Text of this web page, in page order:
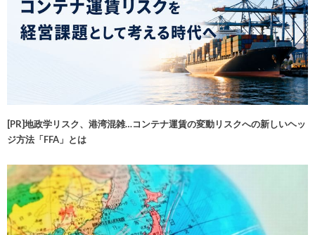
[PR]地政学リスク、港湾混雑…コンテナ運賃の変動リスクへの新しいヘッ
ジ方法「FFA」とは